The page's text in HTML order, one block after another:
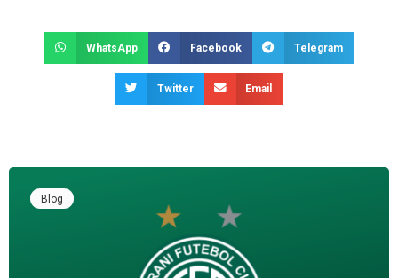
WhatsApp Facebook Telegram
Twitter Email
Blog